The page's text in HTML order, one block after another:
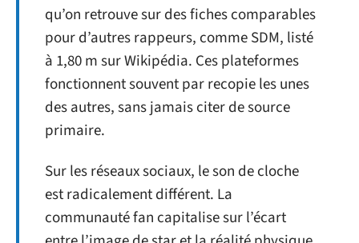
qu’on retrouve sur des fiches comparables
pour d’autres rappeurs, comme SDM, listé
à 1,80 m sur Wikipédia. Ces plateformes
fonctionnent souvent par recopie les unes
des autres, sans jamais citer de source
primaire.
Sur les réseaux sociaux, le son de cloche
est radicalement différent. La
communauté fan capitalise sur l’écart